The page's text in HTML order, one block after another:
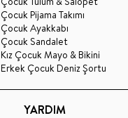
Çocuk Pijama Takımı
Çocuk Ayakkabı
Çocuk Sandalet
Kız Çocuk Mayo & Bikini
Erkek Çocuk Deniz Şortu
YARDIM